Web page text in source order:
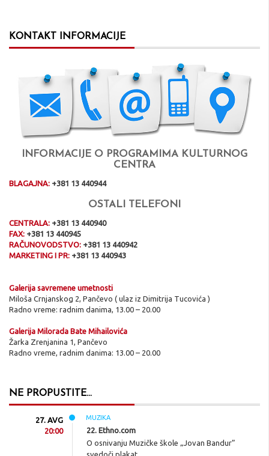
KONTAKT INFORMACIJE
INFORMACIJE O PROGRAMIMA KULTURNOG
CENTRA
BLAGAJNA: +381 13 440944
OSTALI TELEFONI
CENTRALA: +381 13 440940
FAX: +381 13 440945
RAČUNOVODSTVO: +381 13 440942
MARKETING I PR: +381 13 440943
Galerija savremene umetnosti
Miloša Crnjanskog 2, Pančevo ( ulaz iz Dimitrija Tucovića )
Radno vreme: radnim danima, 13.00 – 20.00
Galerija Milorada Bate Mihailovića
Žarka Zrenjanina 1, Pančevo
Radno vreme, radnim danima: 13.00 – 20.00
NE PROPUSTITE...
27. AVG
20:00
MUZIKA
22. Ethno.com
O osnivanju Muzičke škole „Jovan Bandur”
svedoči plakat,…